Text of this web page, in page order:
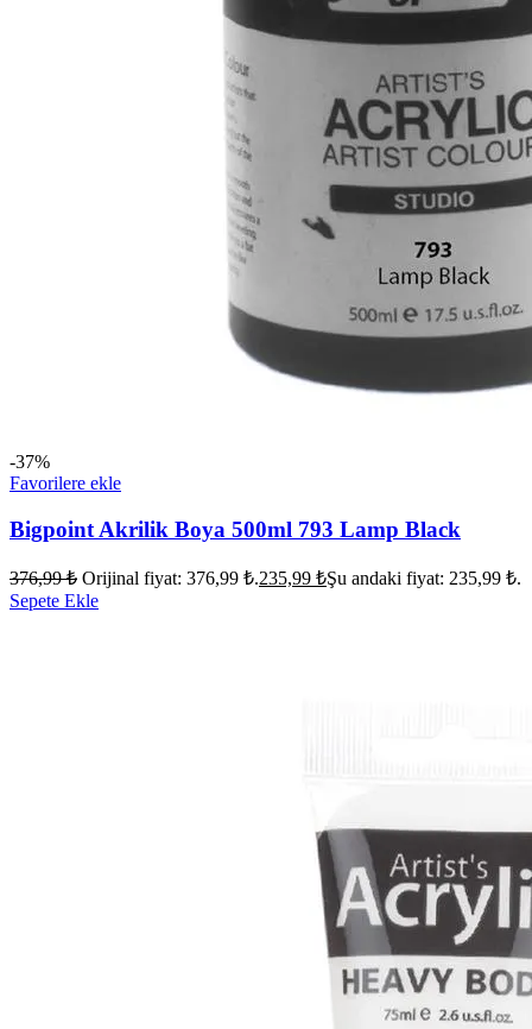
-37%
Favorilere ekle
Bigpoint Akrilik Boya 500ml 793 Lamp Black
376,99₺ Orijinal fiyat: 376,99 ₺.235,99 ₺Şu andaki fiyat: 235,99 ₺.
Sepete Ekle